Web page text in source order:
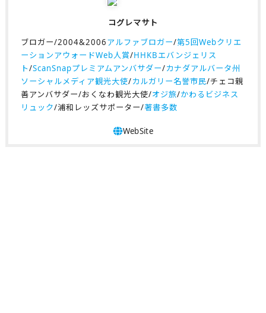
コグレマサト
ブロガー/2004&2006アルファブロガー/第5回Webクリエ
ーションアウォードWeb人賞/HHKBエバンジェリス
ト/ScanSnapプレミアムアンバサダー/カナダアルバータ州
ソーシャルメディア観光大使/カルガリー名誉市民/チェコ親
善アンバサダー/おくなわ観光大使/オジ旅/かわるビジネス
リュック/浦和レッズサポーター/著書多数